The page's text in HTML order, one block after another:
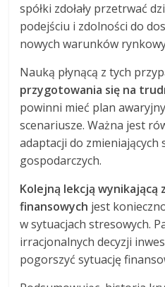
spółki zdołały przetrwać
podejściu i zdolności do
nowych warunków
Nauką płynącą z tych
przygotowania się na
powinni mieć plan
scenariusze. Ważna jest
adaptacji do zmieniających
gospodarczych.
Kolejną lekcją wynikającą
finansowych jest
w sytuacjach stresowych.
irracjonalnych decyzji
pogorszyć sytuację